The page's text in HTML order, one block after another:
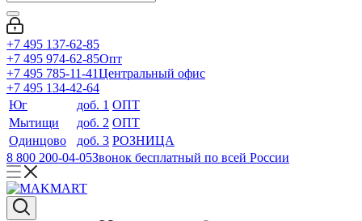
+7 495 137-62-85
+7 495 974-62-85Опт
+7 495 785-11-41Центральный офис
+7 495 134-42-64
Юг
доб. 1 ОПТ
Мытищи
доб. 2 ОПТ
Одинцово
доб. 3 РОЗНИЦА
8 800 200-04-05Звонок бесплатный по всей России